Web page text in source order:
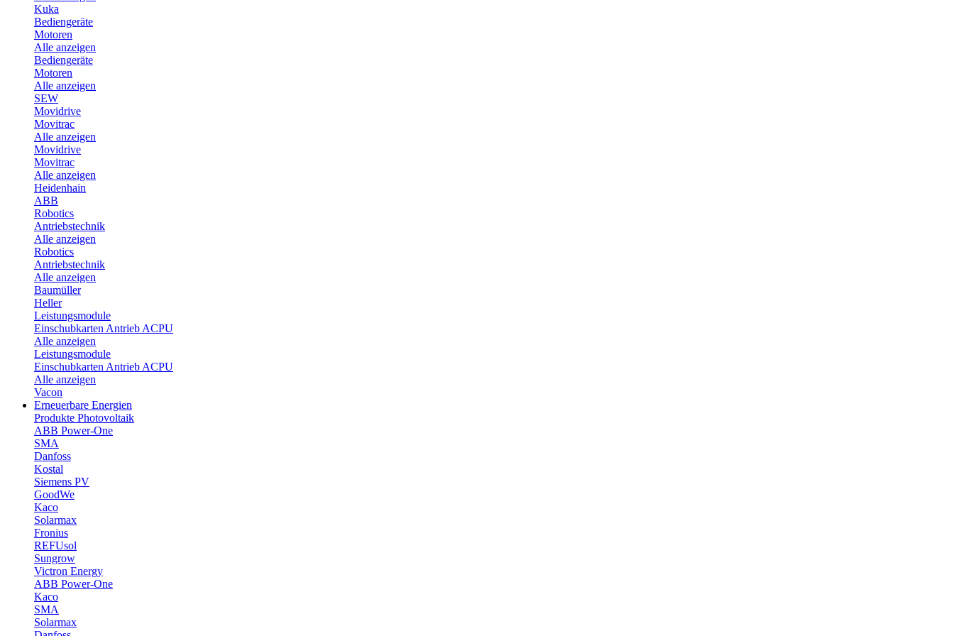
Kuka
Bediengeräte
Motoren
Alle anzeigen
Bediengeräte
Motoren
Alle anzeigen
SEW
Movidrive
Movitrac
Alle anzeigen
Movidrive
Movitrac
Alle anzeigen
Heidenhain
ABB
Robotics
Antriebstechnik
Alle anzeigen
Robotics
Antriebstechnik
Alle anzeigen
Baumüller
Heller
Leistungsmodule
Einschubkarten Antrieb ACPU
Alle anzeigen
Leistungsmodule
Einschubkarten Antrieb ACPU
Alle anzeigen
Vacon
Erneuerbare Energien
Produkte Photovoltaik
ABB Power-One
SMA
Danfoss
Kostal
Siemens PV
GoodWe
Kaco
Solarmax
Fronius
REFUsol
Sungrow
Victron Energy
ABB Power-One
Kaco
SMA
Solarmax